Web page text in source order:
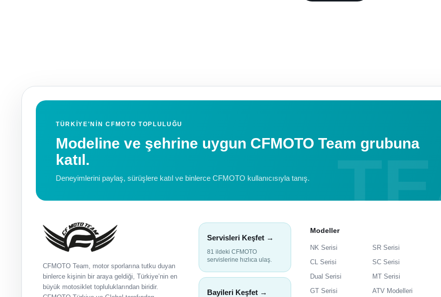
TÜRKIYE'NIN CFMOTO TOPLULUĞU
Modeline ve şehrine uygun CFMOTO Team grubuna
katıl.
Deneyimlerini paylaş, sürüşlere katıl ve binlerce CFMOTO kullanıcısıyla tanış.
CFMOTO Team, motor sporlarına tutku duyan
binlerce kişinin bir araya geldiği, Türkiye’nin en
büyük motosiklet topluluklarından biridir.
Servisleri Keşfet →
81 ildeki CFMOTO
servislerine hızlıca ulaş.
Bayileri Keşfet →
Modeller
NK Serisi
SR Serisi
CL Serisi
SC Serisi
Dual Serisi
MT Serisi
GT Serisi
ATV Modelleri